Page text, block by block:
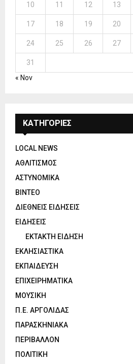
10 11 12 13
17 18 19 20
24 25 26 27
31
« Nov
ΚΑΤΗΓΟΡΙΕΣ
LOCAL NEWS
ΑΘΛΙΤΙΣΜΟΣ
ΑΣΤΥΝΟΜΙΚΑ
ΒΙΝΤΕΟ
ΔΙΕΘΝΕΙΣ ΕΙΔΗΣΕΙΣ
ΕΙΔΗΣΕΙΣ
ΕΚΤΑΚΤΗ ΕΙΔΗΣΗ
ΕΚΛΗΣΙΑΣΤΙΚΑ
ΕΚΠΑΙΔΕΥΣΗ
ΕΠΙΧΕΙΡΗΜΑΤΙΚΑ
ΜΟΥΣΙΚΗ
Π.Ε. ΑΡΓΟΛΙΔΑΣ
ΠΑΡΑΣΚΗΝΙΑΚΑ
ΠΕΡΙΒΑΛΛΟΝ
ΠΟΛΙΤΙΚΗ